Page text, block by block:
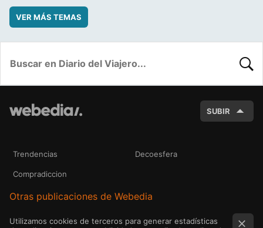
VER MÁS TEMAS
SUBIR
Trendencias Decoesfera
Compradiccion
Otras publicaciones de Webedia
Utilizamos cookies de terceros para generar estadísticas